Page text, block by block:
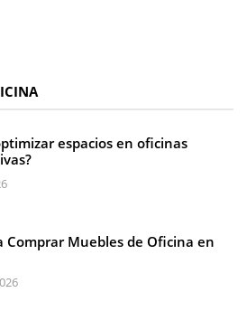
espacios en oficinas
Comprar Muebles de Oficina en